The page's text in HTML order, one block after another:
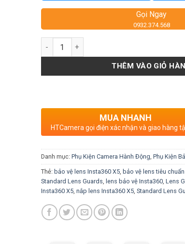
Gọi Ngay
0932.374.568
Số lượng
THÊM VÀO GIỎ
MUA NHANH
HTCamera gọi điện xác nhận và giao hàng
Danh mục: Phụ Kiện Camera Hành Động Phụ Kiện
Thẻ: bảo vệ lens Insta360 X5, bảo vệ lens tiêu
Standard Lens Guards lens bảo vệ Insta360, Lens
Insta360 X5, nắp lens Insta360 X5, Standard Lens